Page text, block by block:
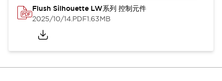
Flush Silhouette LW系列 控制元件
2025/10/14.PDF1.63MB